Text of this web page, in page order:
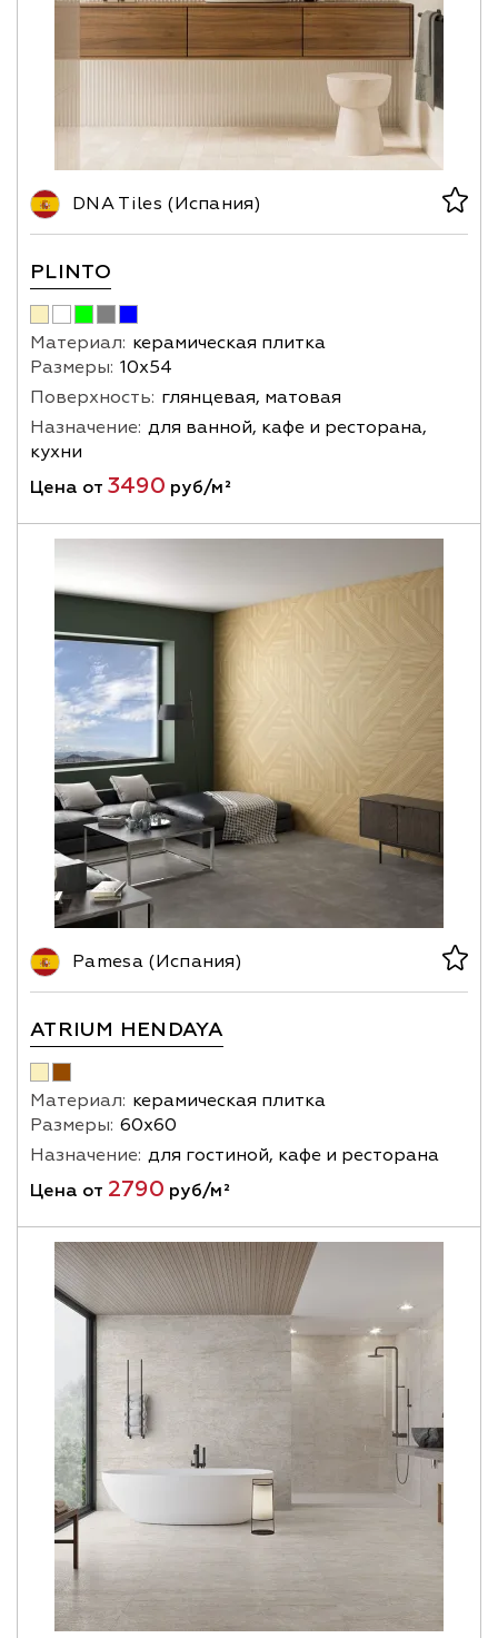
DNA Tiles (Испания)
PLINTO
Материал: керамическая плитка
Размеры: 10х54
Поверхность: глянцевая, матовая
Назначение: для ванной, кафе и ресторана,
кухни
Цена от 3490 руб/м²
Pamesa (Испания)
ATRIUM HENDAYA
Материал: керамическая плитка
Размеры: 60х60
Назначение: для гостиной, кафе и ресторана
Цена от 2790 руб/м²